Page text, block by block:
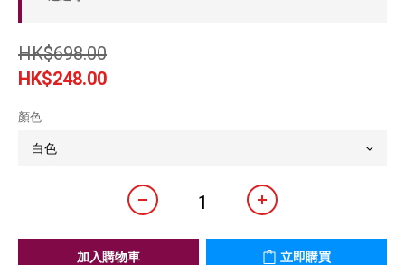
HK$698.00
HK$248.00
顏色
加入購物車 立即購買